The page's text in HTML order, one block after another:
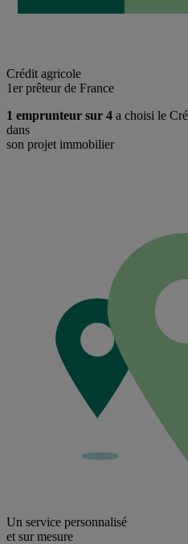
Crédit agricole
1er prêteur de France
1 emprunteur sur 4 a choisi le
dans
son projet immobilier
Un service personnalisé
et sur mesure